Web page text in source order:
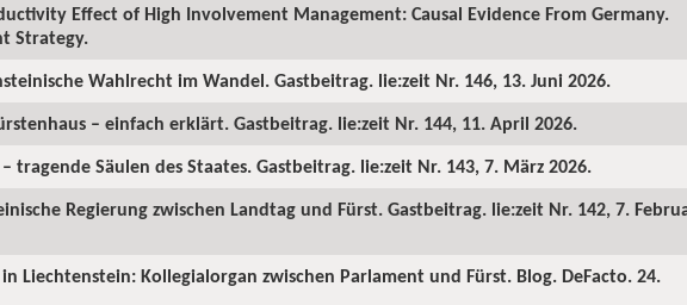
Effect of High Involvement Management: Causal Evidence From Germany.
Strategy.
Wahlrecht im Wandel. Gastbeitrag. lie:zeit Nr. 146, 13. Juni 2026.
– einfach erklärt. Gastbeitrag. lie:zeit Nr. 144, 11. April 2026.
tragende Säulen des Staates. Gastbeitrag. lie:zeit Nr. 143, 7. März 2026.
Regierung zwischen Landtag und Fürst. Gastbeitrag. lie:zeit Nr. 142, 7.
Liechtenstein: Kollegialorgan zwischen Parlament und Fürst. Blog. DeFacto. 24.